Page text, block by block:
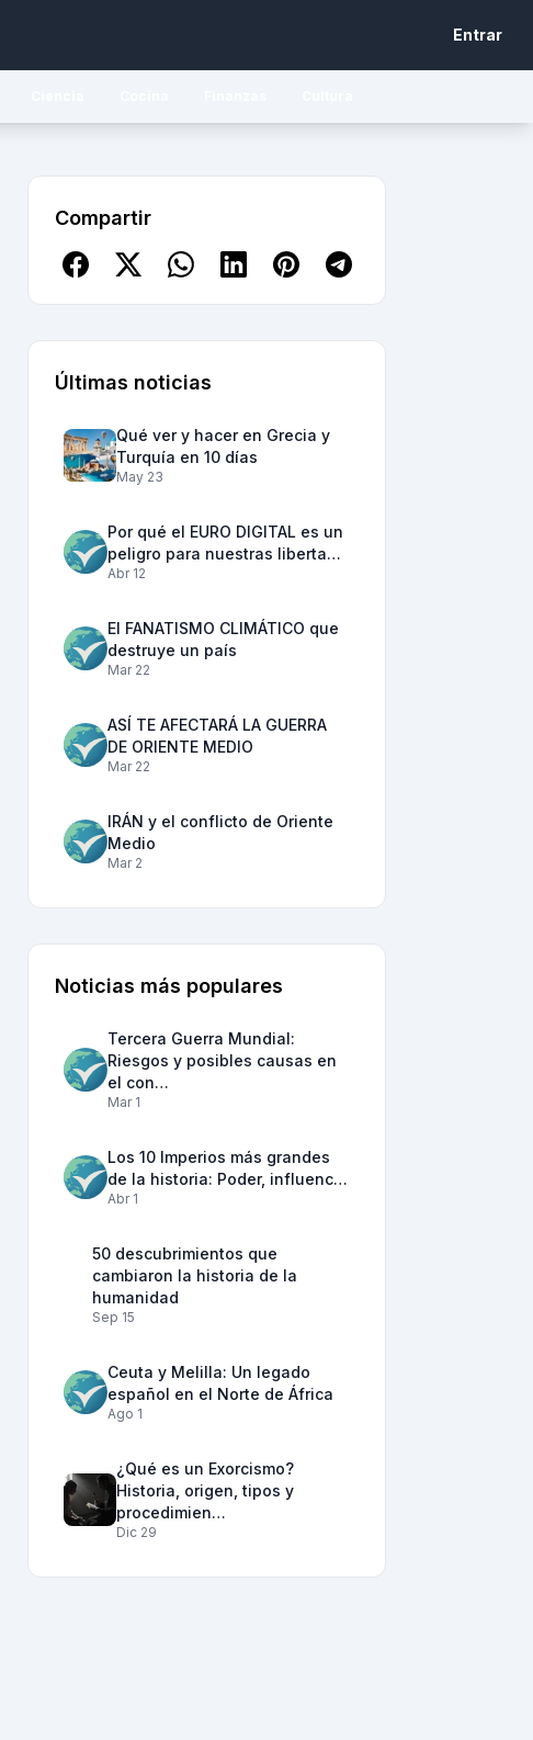
Entrar
Compartir
Últimas noticias
Qué ver y hacer en Grecia y
Turquía en 10 días
May 23
Por qué el EURO DIGITAL es un
peligro para nuestras liberta…
Abr 12
El FANATISMO CLIMÁTICO que
destruye un país
Mar 22
ASÍ TE AFECTARÁ LA GUERRA
DE ORIENTE MEDIO
Mar 22
IRÁN y el conflicto de Oriente
Medio
Mar 2
Noticias más populares
Tercera Guerra Mundial:
Riesgos y posibles causas en
el con…
Mar 1
Los 10 Imperios más grandes
de la historia: Poder, influenc…
Abr 1
50 descubrimientos que
cambiaron la historia de la
humanidad
Sep 15
Ceuta y Melilla: Un legado
español en el Norte de África
Ago 1
¿Qué es un Exorcismo?
Historia, origen, tipos y
procedimien…
Dic 29